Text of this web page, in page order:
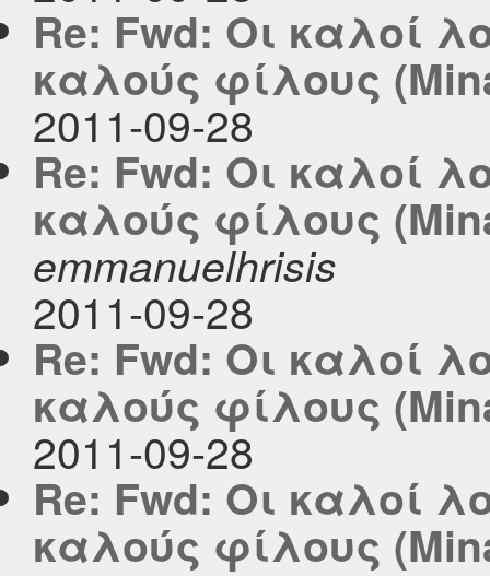
Re: Fwd: Οι καλοί
καλούς φίλους
2011-09-28
Re: Fwd: Οι καλοί
καλούς φίλους
emmanuelhrisis
2011-09-28
Re: Fwd: Οι καλοί
καλούς φίλους
2011-09-28
Re: Fwd: Οι καλοί
καλούς φίλους